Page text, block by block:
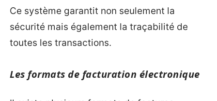
Ce système garantit non seulement la
sécurité mais également la traçabilité de
toutes les transactions.
Les formats de facturation électronique